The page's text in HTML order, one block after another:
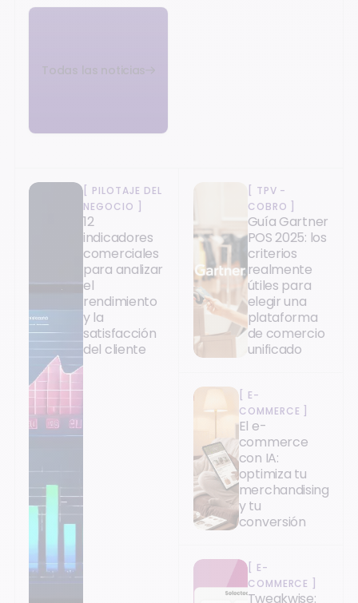
Todas las noticias
PILOTAJE DEL
NEGOCIO
12
indicadores
comerciales
para analizar
el
rendimiento
y la
satisfacción
del cliente
TPV -
COBRO
Guía Gartner
POS 2025: los
criterios
realmente
útiles para
elegir una
plataforma
de comercio
unificado
[ E-
COMMERCE
El e-
commerce
con IA:
optimiza tu
merchandising
y tu
conversión
[ E-
COMMERCE
Tweakwise: